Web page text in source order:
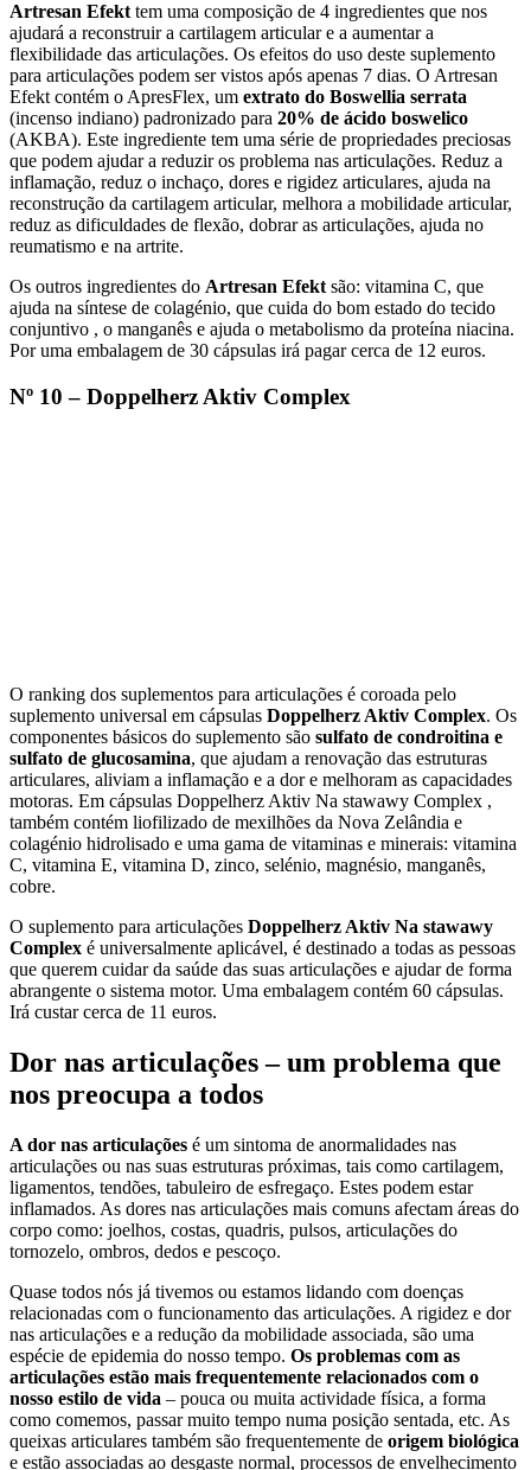
Artresan Efekt tem uma composição de 4 ingredientes que nos
ajudará a reconstruir a cartilagem articular e a aumentar a
flexibilidade das articulações. Os efeitos do uso deste suplemento
para articulações podem ser vistos após apenas 7 dias. O Artresan
Efekt contém o ApresFlex, um extrato do Boswellia serrata
(incenso indiano) padronizado para 20% de ácido boswelico
(AKBA). Este ingrediente tem uma série de propriedades preciosas
que podem ajudar a reduzir os problema nas articulações. Reduz a
inflamação, reduz o inchaço, dores e rigidez articulares, ajuda na
reconstrução da cartilagem articular, melhora a mobilidade articular,
reduz as dificuldades de flexão, dobrar as articulações, ajuda no
reumatismo e na artrite.
Os outros ingredientes do Artresan Efekt são: vitamina C, que
ajuda na síntese de colagénio, que cuida do bom estado do tecido
conjuntivo , o manganês e ajuda o metabolismo da proteína niacina.
Por uma embalagem de 30 cápsulas irá pagar cerca de 12 euros.
Nº 10 – Doppelherz Aktiv Complex
O ranking dos suplementos para articulações é coroada pelo
suplemento universal em cápsulas Doppelherz Aktiv Complex. Os
componentes básicos do suplemento são sulfato de condroitina e
sulfato de glucosamina, que ajudam a renovação das estruturas
articulares, aliviam a inflamação e a dor e melhoram as capacidades
motoras. Em cápsulas Doppelherz Aktiv Na stawawy Complex ,
também contém liofilizado de mexilhões da Nova Zelândia e
colagénio hidrolisado e uma gama de vitaminas e minerais: vitamina
C, vitamina E, vitamina D, zinco, selénio, magnésio, manganês,
cobre.
O suplemento para articulações Doppelherz Aktiv Na stawawy
Complex é universalmente aplicável, é destinado a todas as pessoas
que querem cuidar da saúde das suas articulações e ajudar de forma
abrangente o sistema motor. Uma embalagem contém 60 cápsulas.
Irá custar cerca de 11 euros.
Dor nas articulações – um problema que
nos preocupa a todos
A dor nas articulações é um sintoma de anormalidades nas
articulações ou nas suas estruturas próximas, tais como cartilagem,
ligamentos, tendões, tabuleiro de esfregaço. Estes podem estar
inflamados. As dores nas articulações mais comuns afectam áreas do
corpo como: joelhos, costas, quadris, pulsos, articulações do
tornozelo, ombros, dedos e pescoço.
Quase todos nós já tivemos ou estamos lidando com doenças
relacionadas com o funcionamento das articulações. A rigidez e dor
nas articulações e a redução da mobilidade associada, são uma
espécie de epidemia do nosso tempo. Os problemas com as
articulações estão mais frequentemente relacionados com o
nosso estilo de vida – pouca ou muita actividade física, a forma
como comemos, passar muito tempo numa posição sentada, etc. As
queixas articulares também são frequentemente de origem biológica
e estão associadas ao desgaste normal, processos de envelhecimento